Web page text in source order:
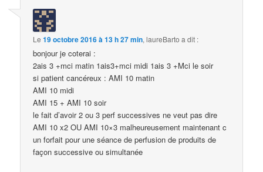
Le19 octobre 2016 à 13 h 27 min,laureBarto a dit :
bonjour je coterai :
2ais 3 +mci matin 1ais3+mci midi 1ais 3 +Mci le soir
si patient cancéreux : AMI 10 matin
AMI 10 midi
AMI 15 + AMI 10 soir
le fait d’avoir 2 ou 3 perf successives ne veut pas dire
AMI 10 x2 OU AMI 10×3 malheureusement maintenant c
un forfait pour une séance de perfusion de produits de
façon successive ou simultanée